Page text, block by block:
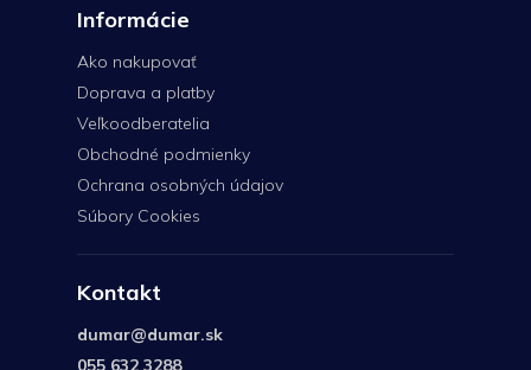
Informácie
Ako nakupovať
Doprava a platby
Veľkoodberatelia
Obchodné podmienky
Ochrana osobných údajov
Súbory Cookies
Kontakt
dumar@dumar.sk
055 632 3288